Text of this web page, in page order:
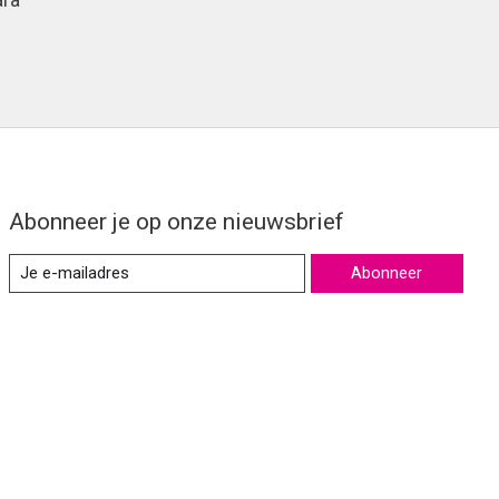
Abonneer je op onze nieuwsbrief
Abonneer